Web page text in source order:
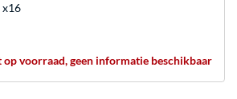
x16
op voorraad, geen informatie beschikbaar